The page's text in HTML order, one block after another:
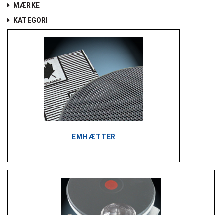
MÆRKE
KATEGORI
EMHÆTTER